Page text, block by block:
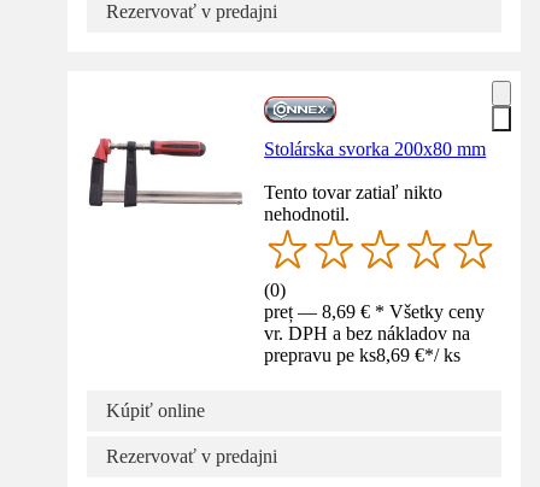
Rezervovať v predajni
Stolárska svorka 200x80 mm
Tento tovar zatiaľ nikto
nehodnotil.
(0)
preț — 8,69 € * Všetky ceny
vr. DPH a bez nákladov na
prepravu pe ks8,69 €*/ ks
Kúpiť online
Rezervovať v predajni